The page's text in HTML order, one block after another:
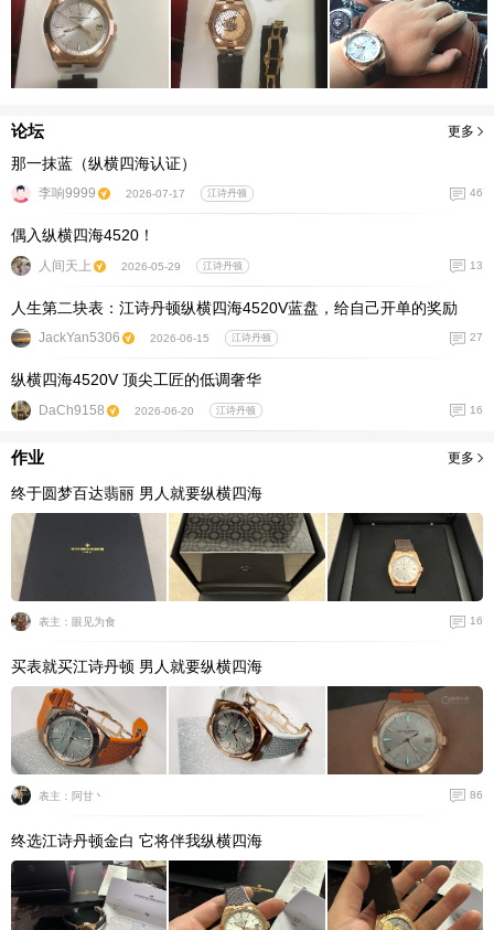
论坛 更多
那一抹蓝（纵横四海认证）
李响9999 2026-07-17 江诗丹顿 46
偶入纵横四海4520！
人间天上 2026-05-29 江诗丹顿 13
人生第二块表：江诗丹顿纵横四海4520V蓝盘，给自己开单的奖励
JackYan5306 2026-06-15 江诗丹顿 27
纵横四海4520V 顶尖工匠的低调奢华
DaCh9158 2026-06-20 江诗丹顿 16
作业 更多
终于圆梦百达翡丽 男人就要纵横四海
表主：眼见为食 16
买表就买江诗丹顿 男人就要纵横四海
表主：阿甘丶 86
终选江诗丹顿金白 它将伴我纵横四海